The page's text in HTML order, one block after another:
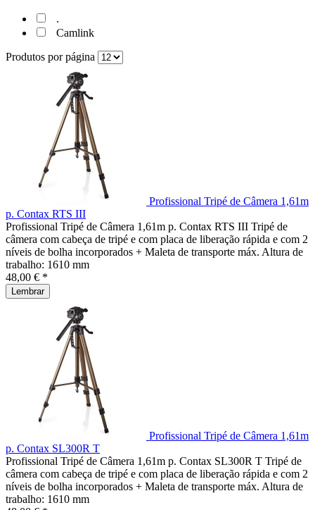
.
Camlink
Produtos por página
Profissional Tripé de Câmera 1,61m
p. Contax RTS III
Profissional Tripé de Câmera 1,61m p. Contax RTS III Tripé de
câmera com cabeça de tripé e com placa de liberação rápida e com 2
níveis de bolha incorporados + Maleta de transporte máx. Altura de
trabalho: 1610 mm
48,00 € *
Lembrar
Profissional Tripé de Câmera 1,61m
p. Contax SL300R T
Profissional Tripé de Câmera 1,61m p. Contax SL300R T Tripé de
câmera com cabeça de tripé e com placa de liberação rápida e com 2
níveis de bolha incorporados + Maleta de transporte máx. Altura de
trabalho: 1610 mm